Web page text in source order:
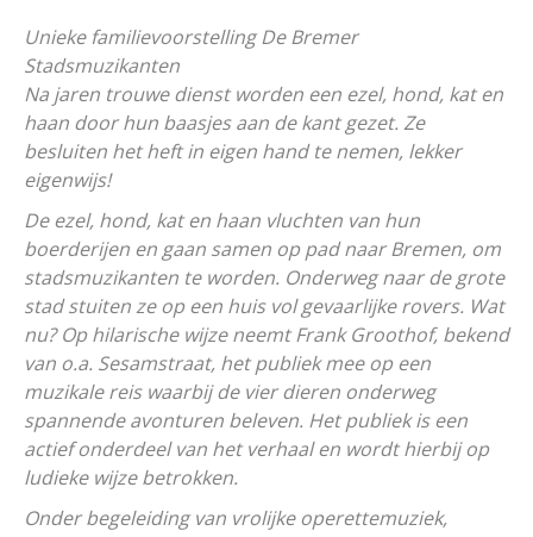
Unieke familievoorstelling De Bremer
Stadsmuzikanten
Na jaren trouwe dienst worden een ezel, hond, kat en
haan door hun baasjes aan de kant gezet. Ze
besluiten het heft in eigen hand te nemen, lekker
eigenwijs!
De ezel, hond, kat en haan vluchten van hun
boerderijen en gaan samen op pad naar Bremen, om
stadsmuzikanten te worden. Onderweg naar de grote
stad stuiten ze op een huis vol gevaarlijke rovers. Wat
nu? Op hilarische wijze neemt Frank Groothof, bekend
van o.a. Sesamstraat, het publiek mee op een
muzikale reis waarbij de vier dieren onderweg
spannende avonturen beleven. Het publiek is een
actief onderdeel van het verhaal en wordt hierbij op
ludieke wijze betrokken.
Onder begeleiding van vrolijke operettemuziek,